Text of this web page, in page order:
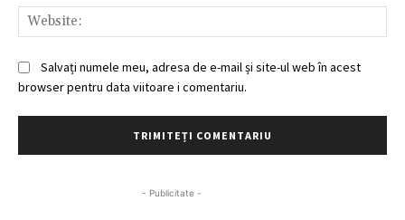
Salvați numele meu, adresa de e-mail și site-ul web în acest
browser pentru data viitoare i comentariu.
- Publicitate -